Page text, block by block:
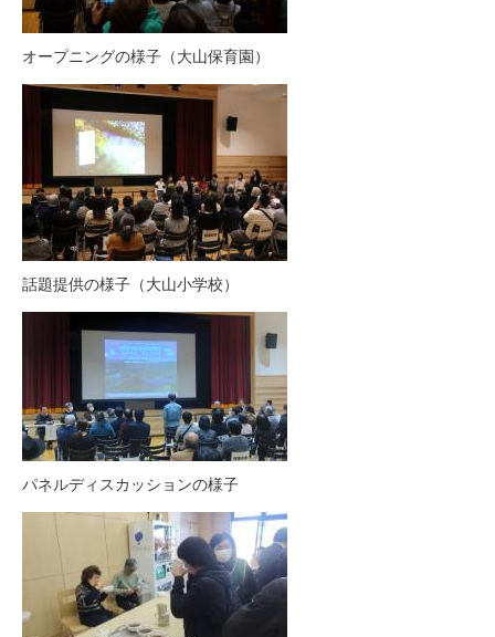
オープニングの様子（大山保育園）
話題提供の様子（大山小学校）
パネルディスカッションの様子